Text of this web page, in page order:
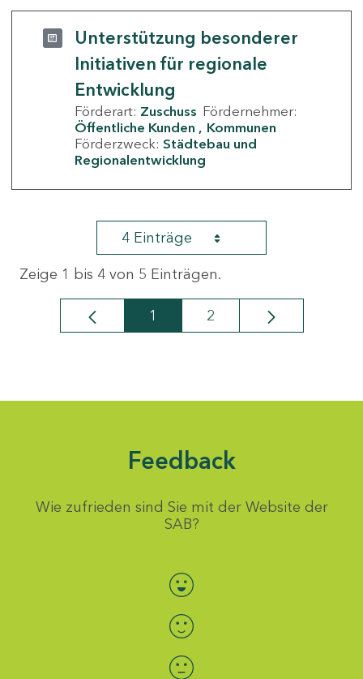
Unterstützung besonderer
Initiativen für regionale
Entwicklung
Förderart: Zuschuss Fördernehmer:
Öffentliche Kunden
Kommunen
Förderzweck: Städtebau und
Regionalentwicklung
4 Einträge
Zeige 1 bis 4 von 5 Einträgen.
Seite
1 Seite
2
Feedback
Wie zufrieden sind Sie mit der Website der
SAB?
Bewertung auswählen